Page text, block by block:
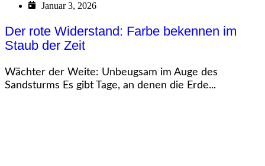
Januar 3, 2026
Der rote Widerstand: Farbe bekennen im
Staub der Zeit
Wächter der Weite: Unbeugsam im Auge des
Sandsturms Es gibt Tage, an denen die Erde...